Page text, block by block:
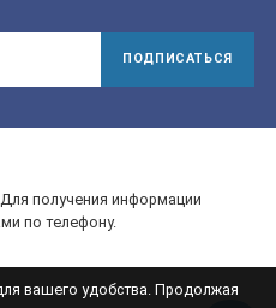
ПОДПИСАТЬСЯ
получения информации
по телефону.
вашего удобства. Продолжая